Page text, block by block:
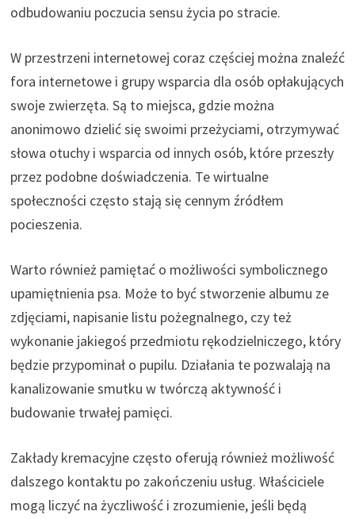
odbudowaniu poczucia sensu życia po stracie.
W przestrzeni internetowej coraz częściej można znaleźć
fora internetowe i grupy wsparcia dla osób opłakujących
swoje zwierzęta. Są to miejsca, gdzie można
anonimowo dzielić się swoimi przeżyciami, otrzymywać
słowa otuchy i wsparcia od innych osób, które przeszły
przez podobne doświadczenia. Te wirtualne
społeczności często stają się cennym źródłem
pocieszenia.
Warto również pamiętać o możliwości symbolicznego
upamiętnienia psa. Może to być stworzenie albumu ze
zdjęciami, napisanie listu pożegnalnego, czy też
wykonanie jakiegoś przedmiotu rękodzielniczego, który
będzie przypominał o pupilu. Działania te pozwalają na
kanalizowanie smutku w twórczą aktywność i
budowanie trwałej pamięci.
Zakłady kremacyjne często oferują również możliwość
dalszego kontaktu po zakończeniu usług. Właściciele
mogą liczyć na życzliwość i zrozumienie, jeśli będą